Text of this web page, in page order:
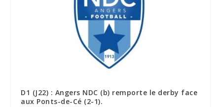
D1 (J22) : Angers NDC (b) remporte le derby face
aux Ponts-de-Cé (2-1).